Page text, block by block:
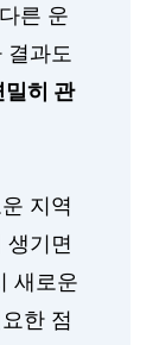
른 운
결과도
밀히 관
지역
생기면
새로운
한 점